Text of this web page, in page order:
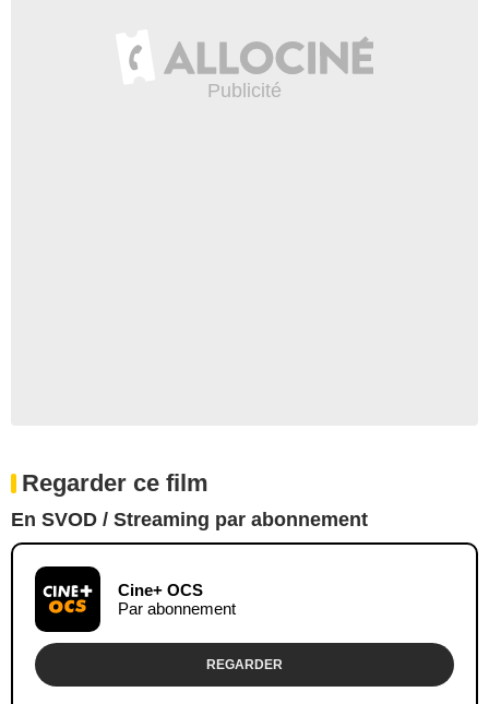
Regarder ce film
En SVOD / Streaming par abonnement
Cine+ OCS
Par abonnement
REGARDER